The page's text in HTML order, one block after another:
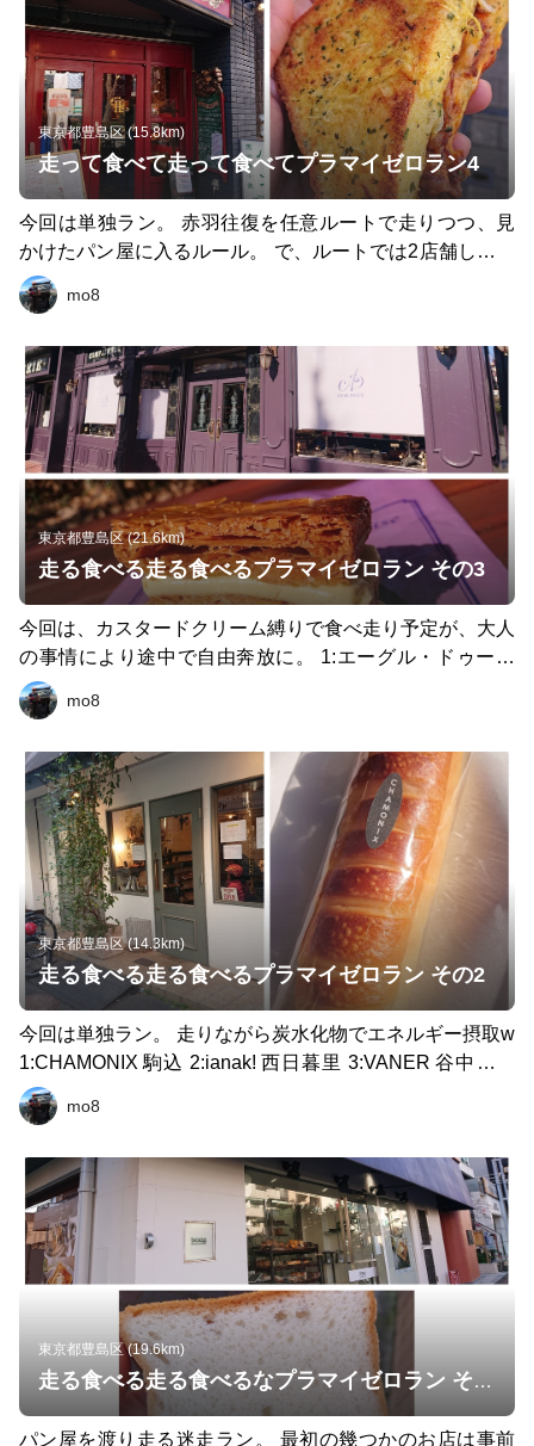
東京都豊島区 (15.8km)
走って食べて走って食べてプラマイゼロラン4
今回は単独ラン。 赤羽往復を任意ルートで走りつつ、見
かけたパン屋に入るルール。 で、ルートでは2店舗しか発
見できず、寂しい(エネルギー切れだったので)スタート&
ゴール付近のお気に入りなパン屋のエネルギッシュなパン
こだわりのパン。タンドリーチキン入りのトーストサンド
ですが、パンの旨味をしっかり味わえます。 ・little far(赤
羽) 自家製プリンを丸ごと包みこんだデザートパン。 どー
やって作ったんだぁな見事なバランスの美味しさ。 ・TO
AST(巣鴨) もちもちで小麦の旨味たっぷりなパンの上に厚
切りベーコンを贅沢に散りばめた食べごたえ十分な一品。
mo8
東京都豊島区 (21.6km)
走る食べる走る食べるプラマイゼロラン その3
今回は、カスタードクリーム縛りで食べ走り予定が、大人
の事情により途中で自由奔放に。 1:エーグル・ドゥース
(目白) ここのミルフィーユは、私の知りうる限り、一番美
味しい。ただでさえ食べにくい系ケーキを、青空の下で頬
太子たまごパンの美味しさよ。 和風なおかずパンです
ば、パンの質高し。 3:まるみベーグル(練馬区旭丘) めぼし
いパン屋が見つからないままゴールしちゃうのか的危機を
救ってくれたお店。 住宅街にポツンと現れる。 ベーグル
の生地は噛めば噛むほど小麦の旨味が染み出てくる系。今
回の中身は、おぐら&クリームチーズ。 4:とんかつは飲み
物(池袋) 〆は、トンカツのミルフィーユ。 熟成豚カツ、
牛カツ、極厚カツの三段重ね。 20km完走後にこんな物量
食べられる自分に幸せを感じました。 この日は、二人で
走りました。 とんかつはそれぞれ注文ですがw プラマイ
ゼロぢゃないだろ的な疑惑は、気持ち良い汗と一緒に流し
てしまいましたw
mo8
東京都豊島区 (14.3km)
走る食べる走る食べるプラマイゼロラン その2
今回は単独ラン。 走りながら炭水化物でエネルギー摂取w
1:CHAMONIX 駒込 2:ianak! 西日暮里 3:VANER 谷中～上
野 4:ひぐらしベーカリー 日暮里 5:BAKERY NAO 霜降銀
mo8
東京都豊島区 (19.6km)
走る食べる走る食べるなプラマイゼロラン その1
パン屋を渡り走る迷走ラン。 最初の幾つかのお店は事前